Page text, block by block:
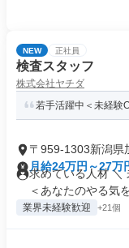
NEW 正社員
検査スタッフ
株式会社ヤチダ
若手活躍中＜未経験
〒959-1303新潟県
月給24万円～27万
求めている人材 ＼
＜あなたのやる気
業界未経験歓迎 +21個